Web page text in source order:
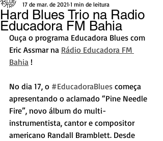
Hard Blues Trio na Radio
Educadora FM Bahia
17 de mar. de 2021 1 min de leitura
Ouça o programa Educadora Blues com
Eric Assmar na Rádio Educadora FM
Bahia !
No dia 17, o #EducadoraBlues começa
apresentando o aclamado “Pine Needle
Fire”, novo álbum do multi-
instrumentista, cantor e compositor
americano Randall Bramblett. Desde